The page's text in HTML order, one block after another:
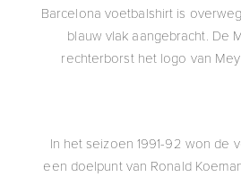
Barcelona voetbalshirt is
blauw vlak aangebracht. De
rechterborst het logo van
In het seizoen 1991-92 won de
een doelpunt van Ronald